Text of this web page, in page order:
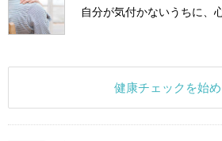
自分が気付かないうちに、
健康チェックを始め